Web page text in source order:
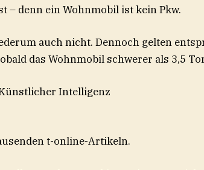
– denn ein Wohnmobil ist kein Pkw.
auch nicht. Dennoch gelten
das Wohnmobil schwerer als 3,5
t-online-Artikeln.